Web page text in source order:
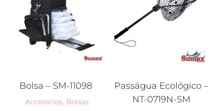
Bolsa – SM-11098
Accesorios Bolsas
Passágua Ecológico –
NT-0719N-SM